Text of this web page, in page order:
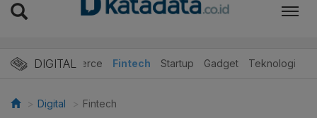
DIGITAL
E-Commerce Fintech Startup Gadget Teknologi
Digital Fintech